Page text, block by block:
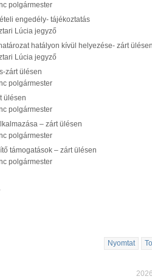
polgármester
engedély- tájékoztatás
Lúcia jegyző
hatályon kívül helyezése- zárt ülésen
Lúcia jegyző
zárt ülésen
polgármester
ülésen
polgármester
– zárt ülésen
polgármester
támogatások – zárt ülésen
polgármester
Nyomtat